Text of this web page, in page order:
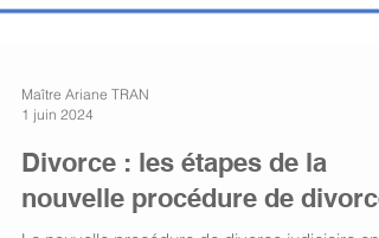
1 juin 2024
Divorce : les étapes de la